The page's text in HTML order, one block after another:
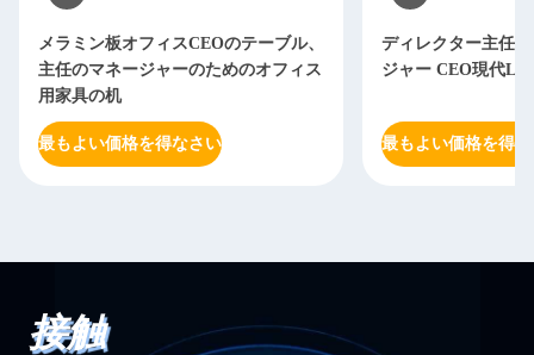
メラミン板オフィスCEOのテーブル、
主任のマネージャーのためのオフィス
用家具の机
最もよい価格を得なさい
ディレクター主任
ジャー CEO現代L
最もよい価格を得
接触